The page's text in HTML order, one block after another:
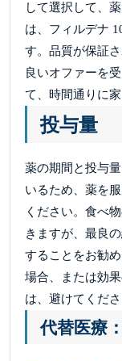
して選択して、
は、フィルデナ
す。品質が保証
良いオファーを
て、時間通りに
投与量
薬の期間と投与
いるため、薬を
ください。食べ
きますが、最良
することをお勧
場合、または効
は、避けてくださ
代替医療：